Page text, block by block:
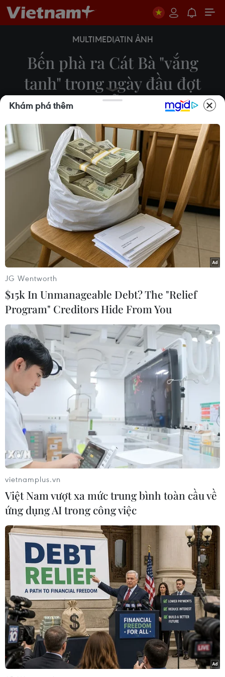
MULTIMEDIATIN ẢNH
Bến phà ra Cát Bà "vắng
tanh" trong ngày đầu đợt
nghỉ lễ 30/4
27/04/2024 09:18
Ngày 27/4, bến phà Đồng Bài, nơi trung chuyển
phần lớn người dân, du khách và tất cả phương
tiện từ đất liền Hải Phòng ra đảo Cát Bà, khá vắng
Bến phà Đồng Bài (huyện Cát Hải, Hải Phòng). (Ảnh: Minh
Thu/TTXVN)
Phần lớn người dân, du khách và tất cả phương tiện từ đất liền
Hải Phòng ra Cát Bà đều phải đi qua bến phà Đồng Bài. (Ảnh:
Minh Thu/TTXVN)
Khám phá thêm
JG Wentworth
$15k In Unmanageable Debt? The "Relief
Program" Creditors Hide From You
vietnamplus.vn
Việt Nam vượt xa mức trung bình toàn cầu về
ứng dụng AI trong công việc